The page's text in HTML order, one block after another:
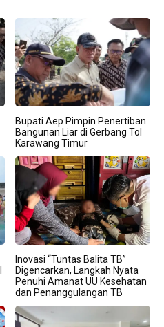
Bupati Aep Pimpin Penertiban
Bangunan Liar di Gerbang Tol
Karawang Timur
Inovasi “Tuntas Balita TB”
Digencarkan, Langkah Nyata
Penuhi Amanat UU Kesehatan
dan Penanggulangan TB